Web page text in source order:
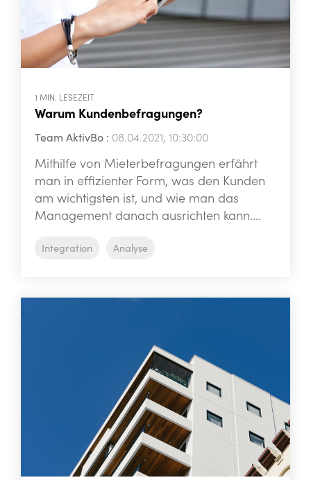
1 MIN. LESEZEIT
Warum Kundenbefragungen?
Team AktivBo : 08.04.2021, 10:30:00
Mithilfe von Mieterbefragungen erfährt
man in effizienter Form, was den Kunden
am wichtigsten ist, und wie man das
Management danach ausrichten kann....
Integration Analyse